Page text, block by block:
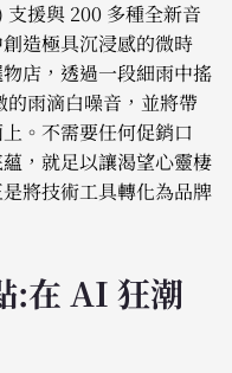
援與 200 多種全新音
造極具沉浸感的微時
店，透過一段細雨中搖
雨滴白噪音，並將帶
。不需要任何促銷口
，就足以讓渴望心靈棲
將技術工具轉化為品牌
:在 AI 狂潮